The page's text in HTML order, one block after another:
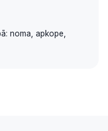
noma, apkope,